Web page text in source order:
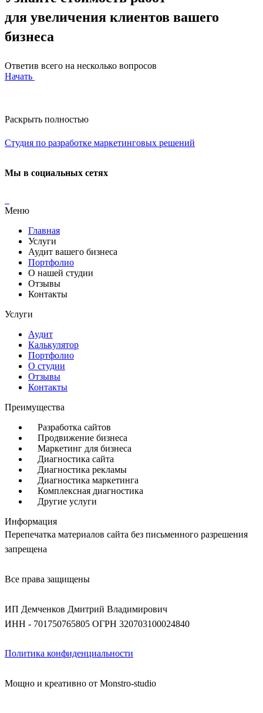
для увеличения клиентов вашего
бизнеса
Ответив всего на несколько вопросов
Начать
Раскрыть полностью
Студия по разработке маркетинговых решений
Мы в социальных сетях
Меню
Главная
Услуги
Аудит вашего бизнеса
Портфолио
О нашей студии
Отзывы
Контакты
Услуги
Аудит
Калькулятор
Портфолио
О студии
Отзывы
Контакты
Преимущества
Разработка сайтов
Продвижение бизнеса
Маркетинг для бизнеса
Диагностика сайта
Диагностика рекламы
Диагностика маркетинга
Комплексная диагностика
Другие услуги
Информация
Перепечатка материалов сайта без письменного разрешения
запрещена
Все права защищены
ИП Демченков Дмитрий Владимирович
ИНН - 701750765805 ОГРН 320703100024840
Политика конфиденциальности
Мощно и креативно от Monstro-studio